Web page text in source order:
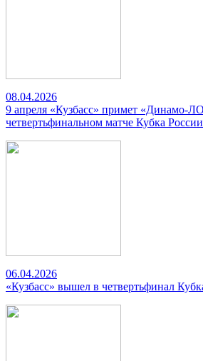
08.04.2026
9 апреля «Кузбасс» примет «Динамо-
четвертьфинальном матче Кубка России
06.04.2026
«Кузбасс» вышел в четвертьфинал